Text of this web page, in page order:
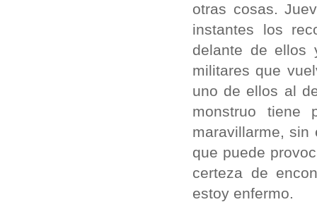
otras cosas.
instantes los
delante de ellos
militares que
uno de ellos al
monstruo tiene
maravillarme, sin
que puede
certeza de
estoy enfermo.